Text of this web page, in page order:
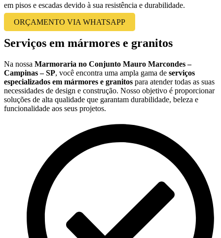
em pisos e escadas devido à sua resistência e durabilidade.
ORÇAMENTO VIA WHATSAPP
Serviços em mármores e granitos
Na nossa Marmoraria no Conjunto Mauro Marcondes –
Campinas – SP, você encontra uma ampla gama de serviços
especializados em mármores e granitos para atender todas as suas
necessidades de design e construção. Nosso objetivo é proporcionar
soluções de alta qualidade que garantam durabilidade, beleza e
funcionalidade aos seus projetos.